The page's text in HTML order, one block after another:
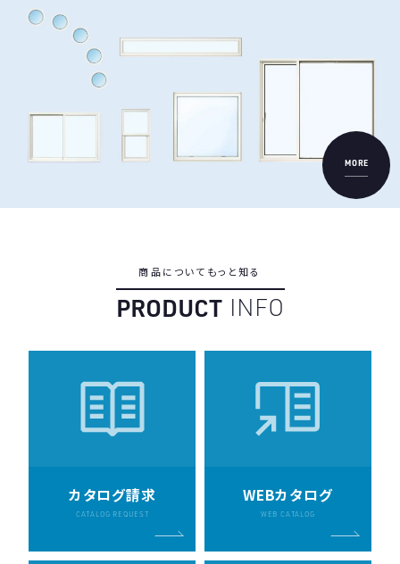
MORE
商品に ついて もっ と知る
PRODUCT INFO
カタログ請求
CATALOG REQUEST
WEBカタログ
WEB CATALOG